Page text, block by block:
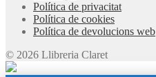
Política de privacitat
Política de cookies
Política de devolucions web
© 2026 Llibreria Claret